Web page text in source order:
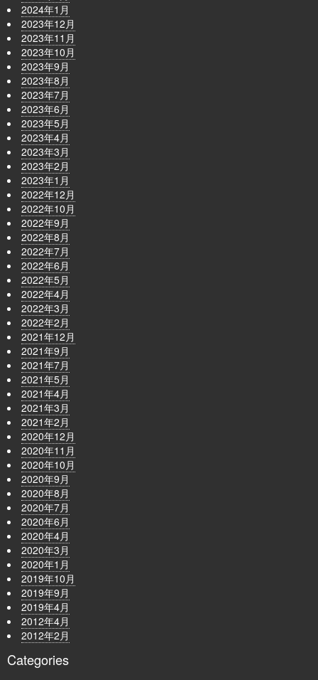
2024年1月
2023年12月
2023年11月
2023年10月
2023年9月
2023年8月
2023年7月
2023年6月
2023年5月
2023年4月
2023年3月
2023年2月
2023年1月
2022年12月
2022年10月
2022年9月
2022年8月
2022年7月
2022年6月
2022年5月
2022年4月
2022年3月
2022年2月
2021年12月
2021年9月
2021年7月
2021年5月
2021年4月
2021年3月
2021年2月
2020年12月
2020年11月
2020年10月
2020年9月
2020年8月
2020年7月
2020年6月
2020年4月
2020年3月
2020年1月
2019年10月
2019年9月
2019年4月
2012年4月
2012年2月
Categories